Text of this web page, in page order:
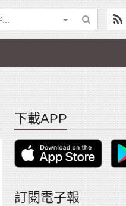
下載APP
訂閱電子報